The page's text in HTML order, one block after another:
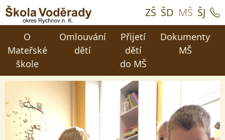
ZŠ ŠD MŠ ŠJ
O
Mateřské
škole
Omlouvání
dětí
Přijetí
dětí
do MŠ
Dokumenty
MŠ